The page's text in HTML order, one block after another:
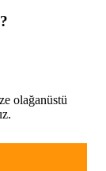
olağanüstü